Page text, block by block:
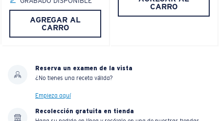
AGREGAR AL
CARRO
CARRO
Reserva un examen de la vista
¿No tienes una receta válida?
Empieza aquí
Recolección gratuita en tienda